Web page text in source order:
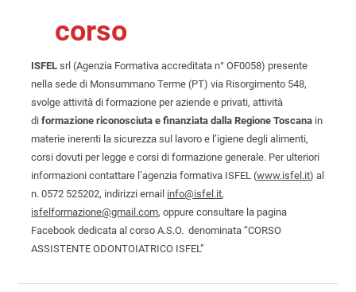
corso
ISFEL srl (Agenzia Formativa accreditata n° OF0058) presente
nella sede di Monsummano Terme (PT) via Risorgimento 548,
svolge attività di formazione per aziende e privati, attività
diformazione riconosciuta e finanziata dalla Regione Toscana in
materie inerenti la sicurezza sul lavoro e l’igiene degli alimenti,
corsi dovuti per legge e corsi di formazione generale. Per ulteriori
informazioni contattare l’agenzia formativa ISFEL (www.isfel.it) al
n. 0572 525202, indirizzi email info@isfel.it,
isfelformazione@gmail.com, oppure consultare la pagina
Facebook dedicata al corso A.S.O. denominata “CORSO
ASSISTENTE ODONTOIATRICO ISFEL”